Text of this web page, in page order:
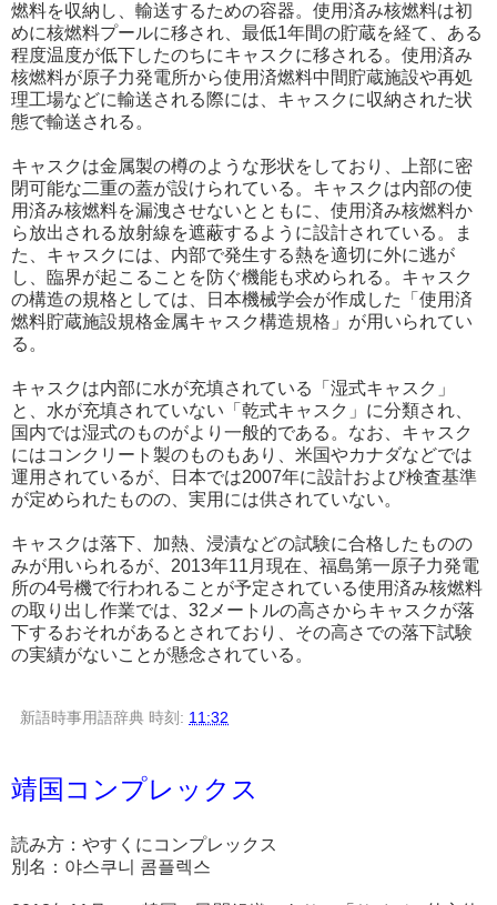
燃料を収納し、輸送するための容器。使用済み核燃料は初
めに核燃料プールに移され、最低1年間の貯蔵を経て、ある
程度温度が低下したのちにキャスクに移される。使用済み
核燃料が原子力発電所から使用済燃料中間貯蔵施設や再処
理工場などに輸送される際には、キャスクに収納された状
態で輸送される。
キャスクは金属製の樽のような形状をしており、上部に密
閉可能な二重の蓋が設けられている。キャスクは内部の使
用済み核燃料を漏洩させないとともに、使用済み核燃料か
ら放出される放射線を遮蔽するように設計されている。ま
た、キャスクには、内部で発生する熱を適切に外に逃が
し、臨界が起こることを防ぐ機能も求められる。キャスク
の構造の規格としては、日本機械学会が作成した「使用済
燃料貯蔵施設規格金属キャスク構造規格」が用いられてい
る。
キャスクは内部に水が充填されている「湿式キャスク」
と、水が充填されていない「乾式キャスク」に分類され、
国内では湿式のものがより一般的である。なお、キャスク
にはコンクリート製のものもあり、米国やカナダなどでは
運用されているが、日本では2007年に設計および検査基準
が定められたものの、実用には供されていない。
キャスクは落下、加熱、浸漬などの試験に合格したものの
みが用いられるが、2013年11月現在、福島第一原子力発電
所の4号機で行われることが予定されている使用済み核燃料
の取り出し作業では、32メートルの高さからキャスクが落
下するおそれがあるとされており、その高さでの落下試験
の実績がないことが懸念されている。
新語時事用語辞典 時刻: 11:32
靖国コンプレックス
読み方：やすくにコンプレックス
別名：야스쿠니 콤플렉스